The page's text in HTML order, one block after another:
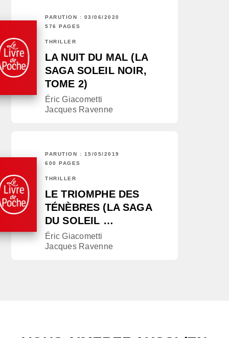
PARUTION : 03/06/2020
576 PAGES
THRILLER
LA NUIT DU MAL (LA
SAGA SOLEIL NOIR,
TOME 2)
Éric Giacometti
Jacques Ravenne
PARUTION : 15/05/2019
600 PAGES
THRILLER
LE TRIOMPHE DES
TÉNÈBRES (LA SAGA
DU SOLEIL …
Éric Giacometti
Jacques Ravenne